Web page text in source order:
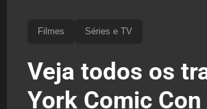
Filmes Séries e TV
Veja todos os
York Comic